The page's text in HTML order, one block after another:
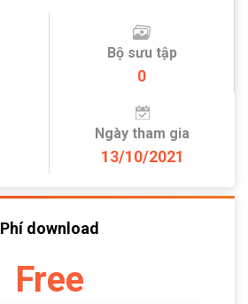
Bộ sưu tập
0
Ngày tham gia
13/10/2021
Phí download
Free